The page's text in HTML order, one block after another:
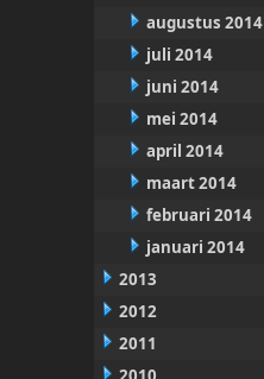
augustus 2014
juli 2014
juni 2014
mei 2014
april 2014
maart 2014
februari 2014
januari 2014
2013
2012
2011